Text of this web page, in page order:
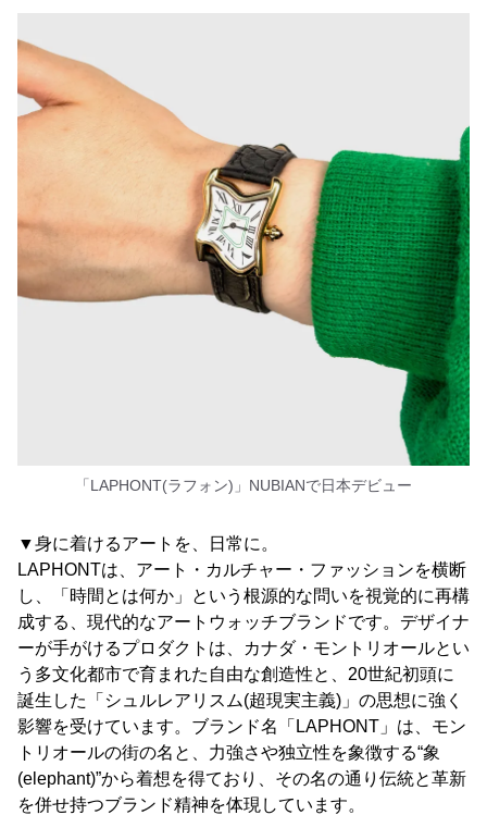
「LAPHONT(ラフォン)」NUBIANで日本デビュー
▼身に着けるアートを、日常に。
LAPHONTは、アート・カルチャー・ファッションを横断
し、「時間とは何か」という根源的な問いを視覚的に再構
成する、現代的なアートウォッチブランドです。デザイナ
ーが手がけるプロダクトは、カナダ・モントリオールとい
う多文化都市で育まれた自由な創造性と、20世紀初頭に
誕生した「シュルレアリスム(超現実主義)」の思想に強く
影響を受けています。ブランド名「LAPHONT」は、モン
トリオールの街の名と、力強さや独立性を象徴する“象
(elephant)”から着想を得ており、その名の通り伝統と革新
を併せ持つブランド精神を体現しています。